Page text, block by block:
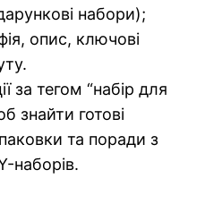
набори);
опис, ключові
за тегом “набір для
знайти готові
та поради з
наборів.